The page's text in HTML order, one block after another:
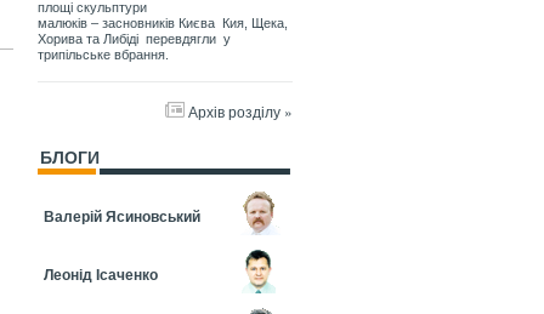
площі скульптури
малюків – засновників Києва Кия, Щека,
Хорива та Либіді перевдягли у
трипільське вбрання.
Архів розділу »
БЛОГИ
Валерій Ясиновський
Леонід Ісаченко